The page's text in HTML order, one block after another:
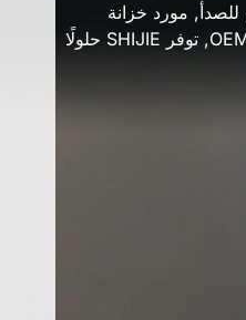
مورد خزانة
الألومنيوم, أو شريكًا موثوقًا به لتصنيع أغلفة الصفائح المعدنية OEM, توفر SHIJIE حلولًا